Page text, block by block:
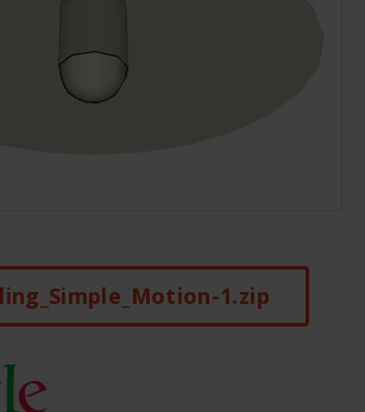
1.zip